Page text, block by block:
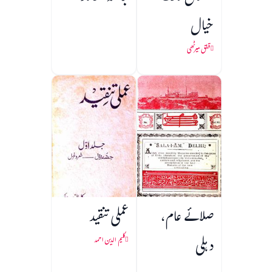
خیال
قلق میرٹھی
صلائے عام،
دہلی
عملی تنقید
کلیم الدین احمد